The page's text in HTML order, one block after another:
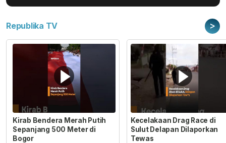
Republika TV >
Kirab Bendera Merah Putih
Sepanjang 500 Meter di
Bogor
Kecelakaan Drag Race di
Sulut Delapan Dilaporkan
Tewas